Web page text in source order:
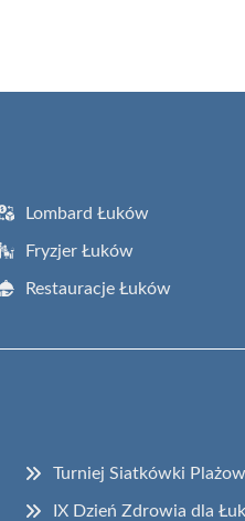
Lombard Łuków
Fryzjer Łuków
Restauracje Łuków
Turniej Siatkówki
IX Dzień Zdrowia dla